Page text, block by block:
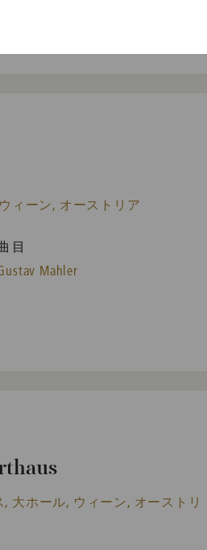
ィーン, オーストリア
目
Mahler
大ホール, ウィーン, オーストリ